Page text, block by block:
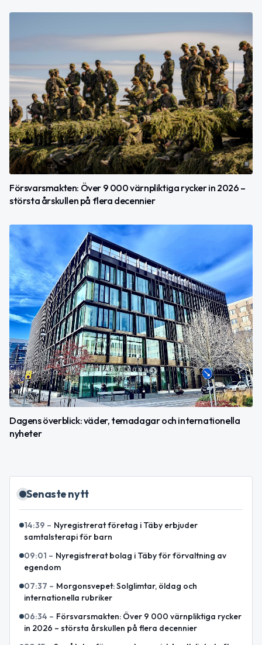
Försvarsmakten: Över 9 000 värnpliktiga rycker in 2026 –
största årskullen på flera decennier
Dagens överblick: väder, temadagar och internationella
nyheter
Senaste nytt
14:39 – Nyregistrerat företag i Täby erbjuder
samtalsterapi för barn
09:01 – Nyregistrerat bolag i Täby för förvaltning av
egendom
07:37 – Morgonsvepet: Solglimtar, öldag och
internationella rubriker
06:34 – Försvarsmakten: Över 9 000 värnpliktiga rycker
in 2026 – största årskullen på flera decennier